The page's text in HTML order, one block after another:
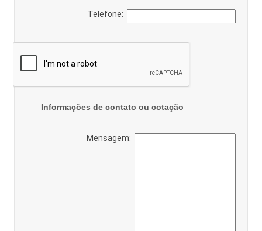
Telefone:
Informações de contato ou cotação
Mensagem: